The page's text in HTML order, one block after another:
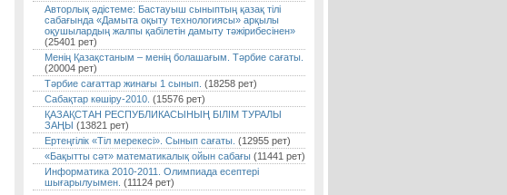
Авторлық әдістеме: Бастауыш сыныптың қазақ тілі
сабағында «Дамыта оқыту технологиясы» арқылы
оқушылардың жалпы қабілетін дамыту тәжірибесінен»
(25401 рет)
Менің Қазақстаным – менің болашағым. Тәрбие сағаты.
(20004 рет)
Тәрбие сағаттар жинағы 1 сынып. (18258 рет)
Сабақтар көшіру-2010. (15576 рет)
ҚАЗАҚСТАН РЕСПУБЛИКАСЫНЫҢ БІЛІМ ТУРАЛЫ
ЗАҢЫ (13821 рет)
Ертеңгілік «Тіл мерекесі». Сынып сағаты. (12955 рет)
«Бақытты сәт» математикалық ойын сабағы (11441 рет)
Информатика 2010-2011. Олимпиада есептері
шығарылуымен. (11124 рет)